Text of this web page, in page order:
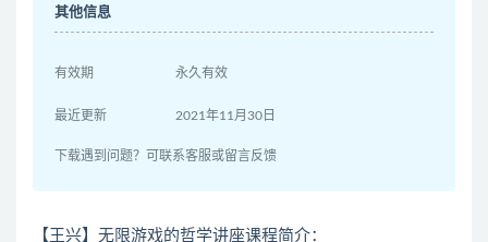
其他信息
有效期 永久有效
最近更新 2021年11月30日
下载遇到问题？可联系客服或留言反馈
【王兴】无限游戏的哲学讲座课程简介：